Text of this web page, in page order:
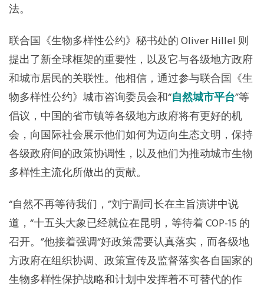
法。
联合国《生物多样性公约》秘书处的 Oliver Hillel 则
提出了新全球框架的重要性，以及它与各级地方政府
和城市居民的关联性。他相信，通过参与联合国《生
物多样性公约》城市咨询委员会和“自然城市平台”等
倡议，中国的省市镇等各级地方政府将有更好的机
会，向国际社会展示他们如何为迈向生态文明，保持
各级政府间的政策协调性，以及他们为推动城市生物
多样性主流化所做出的贡献。
“自然不再等待我们，”刘宁副司长在主旨演讲中说
道，“十五头大象已经就位在昆明，等待着 COP-15 的
召开。”他接着强调“好政策需要认真落实，而各级地
方政府在组织协调、政策宣传及监督落实各自国家的
生物多样性保护战略和计划中发挥着不可替代的作